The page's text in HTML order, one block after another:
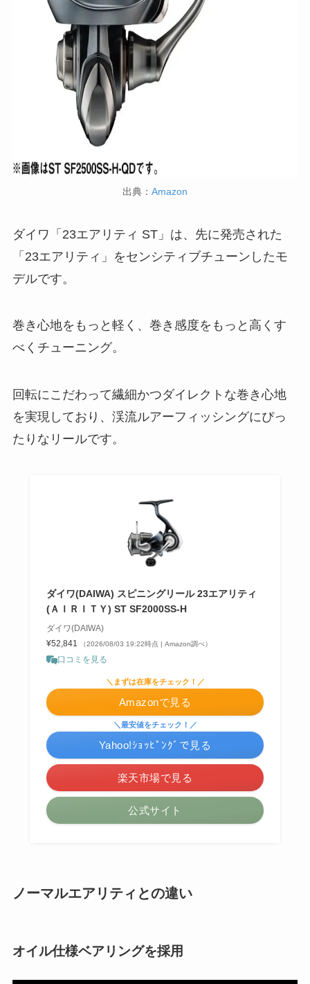
出典： Amazon
ダイワ「23エアリティ ST」は、先に発売された
「23エアリティ」をセンシティブチューンしたモ
デルです。
巻き心地をもっと軽く、巻き感度をもっと高くす
べくチューニング。
回転にこだわって繊細かつダイレクトな巻き心地
を実現しており、渓流ルアーフィッシングにぴっ
たりなリールです。
ダイワ(DAIWA) スピニングリール 23エアリティ
(ＡＩＲＩＴＹ) ST SF2000SS-H
ダイワ(DAIWA)
¥52,841
（2026/08/03 19:22時点 | Amazon調べ）
口コミを見る
＼まずは在庫をチェック！／
Amazonで見る
楽天市場で見る
＼最安値をチェック！／
Yahoo!ｼｮｯﾋﾟﾝｸﾞで見る
公式サイト
ノーマルエアリティとの違い
オイル仕様ベアリングを採用